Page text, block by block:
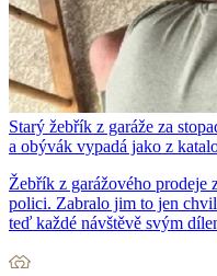
Starý žebřík z garáže za
a obývák vypadá jako z
Žebřík z garážového prodeje
polici. Zabralo jim to jen
teď každé návštěvě svým